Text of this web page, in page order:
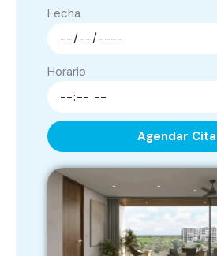
Fecha
Horario
Agendar Cita